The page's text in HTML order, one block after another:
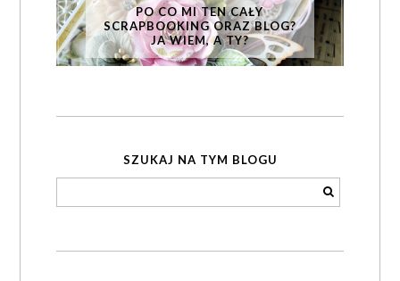
PO CO MI TEN CAŁY
SCRAPBOOKING ORAZ BLOG?
JA WIEM, A TY?
SZUKAJ NA TYM BLOGU